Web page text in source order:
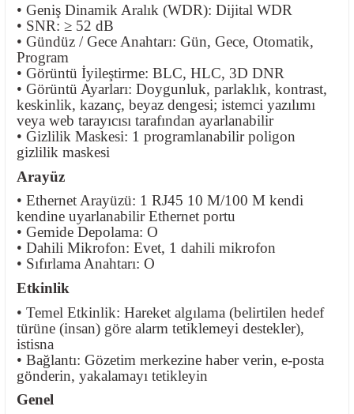
• Geniş Dinamik Aralık (WDR): Dijital WDR
• SNR: ≥ 52 dB
• Gündüz / Gece Anahtarı: Gün, Gece, Otomatik,
Program
• Görüntü İyileştirme: BLC, HLC, 3D DNR
• Görüntü Ayarları: Doygunluk, parlaklık, kontrast,
keskinlik, kazanç, beyaz dengesi; istemci yazılımı
veya web tarayıcısı tarafından ayarlanabilir
• Gizlilik Maskesi: 1 programlanabilir poligon
gizlilik maskesi
Arayüz
• Ethernet Arayüzü: 1 RJ45 10 M/100 M kendi
kendine uyarlanabilir Ethernet portu
• Gemide Depolama: O
• Dahili Mikrofon: Evet, 1 dahili mikrofon
• Sıfırlama Anahtarı: O
Etkinlik
• Temel Etkinlik: Hareket algılama (belirtilen hedef
türüne (insan) göre alarm tetiklemeyi destekler),
istisna
• Bağlantı: Gözetim merkezine haber verin, e-posta
gönderin, yakalamayı tetikleyin
Genel